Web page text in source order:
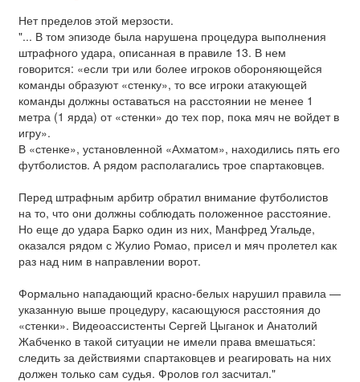
Нет пределов этой мерзости.
"... В том эпизоде была нарушена процедура выполнения
штрафного удара, описанная в правиле 13. В нем
говорится: «если три или более игроков обороняющейся
команды образуют «стенку», то все игроки атакующей
команды должны оставаться на расстоянии не менее 1
метра (1 ярда) от «стенки» до тех пор, пока мяч не войдет в
игру».
В «стенке», установленной «Ахматом», находились пять его
футболистов. А рядом располагались трое спартаковцев.
Перед штрафным арбитр обратил внимание футболистов
на то, что они должны соблюдать положенное расстояние.
Но еще до удара Барко один из них, Манфред Угальде,
оказался рядом с Жулио Ромао, присел и мяч пролетел как
раз над ним в направлении ворот.
Формально нападающий красно-белых нарушил правила —
указанную выше процедуру, касающуюся расстояния до
«стенки». Видеоассистенты Сергей Цыганок и Анатолий
Жабченко в такой ситуации не имели права вмешаться:
следить за действиями спартаковцев и реагировать на них
должен только сам судья. Фролов гол засчитал."